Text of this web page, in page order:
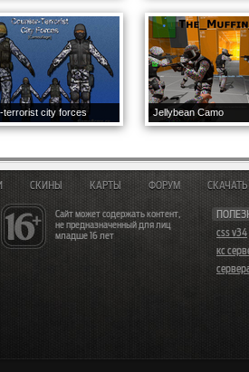
terrorist city forces Jellybean Camo
Сайт может содержать контент,
не предназначенный для лиц
младше 16 лет
css v34
кс
СКИНЫ КАРТЫ ФОРУМ СКАЧАТЬ